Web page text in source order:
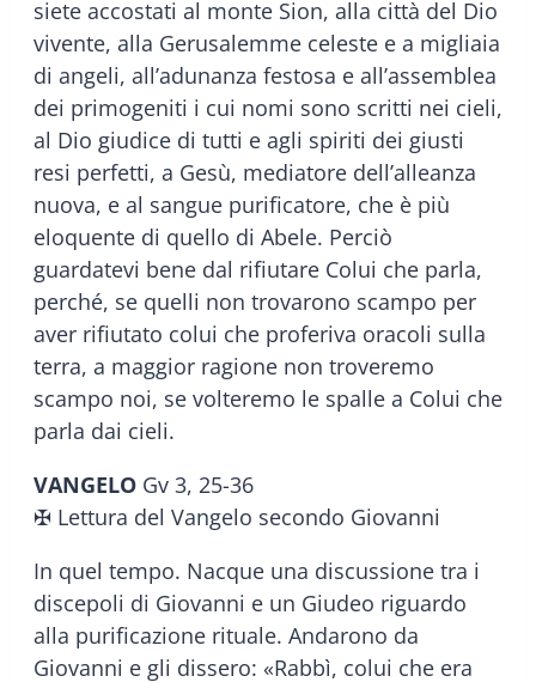
siete accostati al monte Sion, alla città del Dio
vivente, alla Gerusalemme celeste e a migliaia
di angeli, all’adunanza festosa e all’assemblea
dei primogeniti i cui nomi sono scritti nei cieli,
al Dio giudice di tutti e agli spiriti dei giusti
resi perfetti, a Gesù, mediatore dell’alleanza
nuova, e al sangue purificatore, che è più
eloquente di quello di Abele. Perciò
guardatevi bene dal rifiutare Colui che parla,
perché, se quelli non trovarono scampo per
aver rifiutato colui che proferiva oracoli sulla
terra, a maggior ragione non troveremo
scampo noi, se volteremo le spalle a Colui che
parla dai cieli.
VANGELO Gv 3, 25-36
✠ Lettura del Vangelo secondo Giovanni
In quel tempo. Nacque una discussione tra i
discepoli di Giovanni e un Giudeo riguardo
alla purificazione rituale. Andarono da
Giovanni e gli dissero: «Rabbì, colui che era